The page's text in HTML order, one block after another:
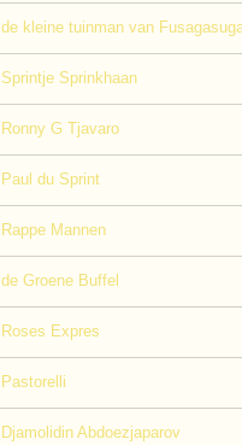
de kleine tuinman van Fusagasuga
Sprintje Sprinkhaan
Ronny G Tjavaro
Paul du Sprint
Rappe Mannen
de Groene Buffel
Roses Expres
Pastorelli
Djamolidin Abdoezjaparov